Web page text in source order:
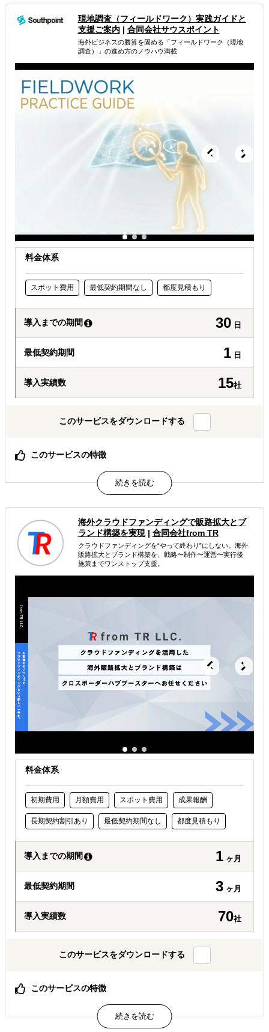
「次の打ち手をご提案」
サービス充実でも、費用は中小企業価格でご提供します。
属するジャンル
解決できる課題
自社商材の現地でのニーズを知りたい
許認可や規制調査など輸出／販売の準備をしたい
店舗出店のサポートをして欲しい
現地調査（フィールドワーク） 実践ガイドと
支援ご案内| 合同会社サウスポイント
海外ビジネスの勝算を固める「フィールドワーク（現地
調査）」の進め方のノウハウ満載
料金体系
スポット費用 最低契約期間なし 都度見積もり
導入までの期間 30 日
最低契約期間 1 日
導入実績数 15社
このサービスをダウンロードする
このサービスの特徴
確実な海外展開のための現地調査をサポートします
安心の旅行業登録事業者が航空券やホテルも手配可能
キーパーソンへのアポイント取得も依頼可能です
属するジャンル
海外進出戦略・事業計画立案
海外テストマーケティング・簡易調査
自社商材に最適な販売方法を知りたい
自社商材の現地でのニーズを知りたい
海外クラウドファンディングで販路拡大とブ
ランド構築を実現| 合同会社from TR
クラウドファンディングを“やって終わり”にしない。海外
販路拡大とブランド構築を、戦略〜制作〜運営〜実行後
施策までワンストップ支援。
料金体系
初期費用 月額費用 スポット費用 成果報酬
長期契約割引あり 最低契約期間なし 都度見積もり
導入までの期間 1 ヶ月
最低契約期間 3 ヶ月
導入実績数 70社
このサービスをダウンロードする
このサービスの特徴
戦略〜制作〜運営〜実施後まで一気通貫（ワンストップ支
援）
“共感を生むストーリー設計”に強い（想いを言葉と体験へ